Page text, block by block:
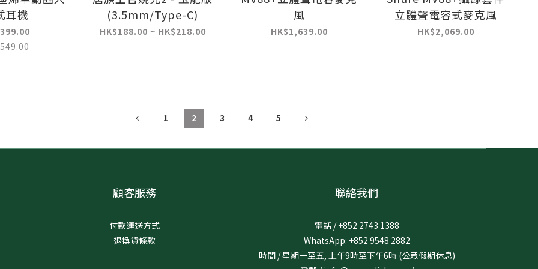
耳機
(3.5mm/Type-C)
HK$188.00 ~ HK$218.00
風
HK$1,639.00
立體聲電容式麥克風
HK$2,069.00
1 2 3 4 5
顧客服務
付款運送方式
退換貨條款
聯絡我們
電話 / +852 2743 1388
WhatsApp: +852 9548 2882
時間 / 星期一至五, 上午9時至下午6時 (公眾假期休息)